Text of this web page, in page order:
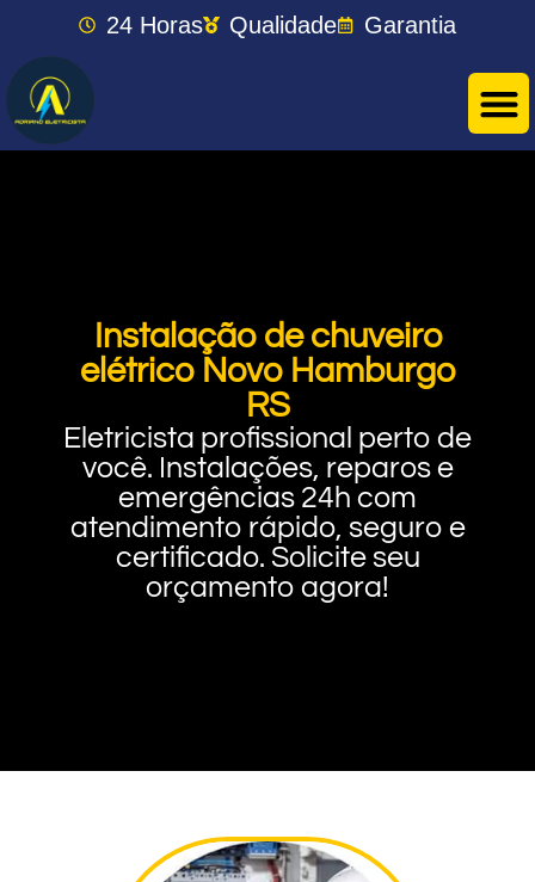
24 Horas Qualidade Garantia
Instalação de chuveiro
elétrico Novo Hamburgo
RS
Eletricista profissional perto de
você. Instalações, reparos e
emergências 24h com
atendimento rápido, seguro e
certificado. Solicite seu
orçamento agora!